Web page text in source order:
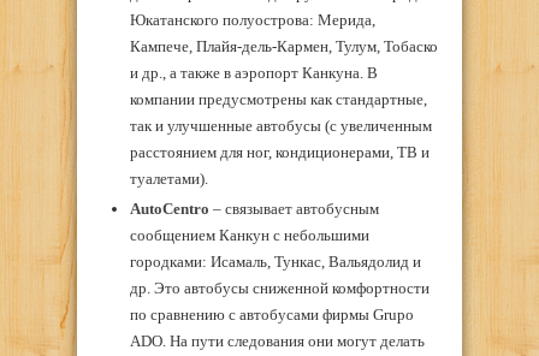
Юкатанского полуострова: Мерида,
Кампече, Плайя-дель-Кармен, Тулум, Тобаско
и др., а также в аэропорт Канкуна. В
компании предусмотрены как стандартные,
так и улучшенные автобусы (с увеличенным
расстоянием для ног, кондиционерами, ТВ и
туалетами).
AutoCentro – связывает автобусным
сообщением Канкун с небольшими
городками: Исамаль, Тункас, Вальядолид и
др. Это автобусы сниженной комфортности
по сравнению с автобусами фирмы Grupo
ADO. На пути следования они могут делать